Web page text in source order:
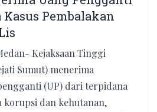
Pembalakan
Kejaksaan Tinggi
Sumut) menerima
(UP) dari terpidana
korupsi dan kehutanan,